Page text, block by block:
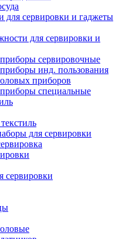
для сервировки и гаджеты
для сервировки и
сервировочные
инд. пользования
приборов
специальные
для сервировки
сервировки